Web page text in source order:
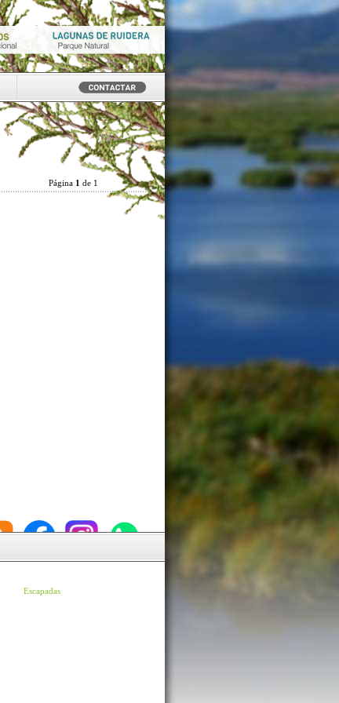
Página 1 de 1
Escapadas